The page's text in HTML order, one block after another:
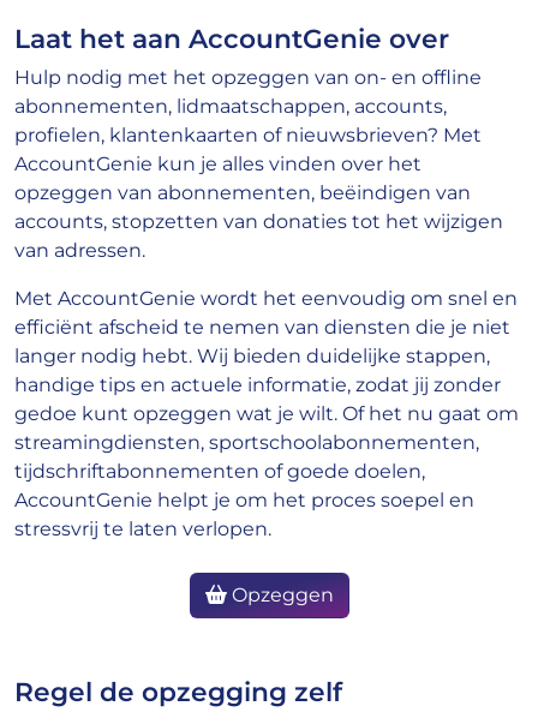
Laat het aan AccountGenie over
Hulp nodig met het opzeggen van on- en offline
abonnementen, lidmaatschappen, accounts,
profielen, klantenkaarten of nieuwsbrieven? Met
AccountGenie kun je alles vinden over het
opzeggen van abonnementen, beëindigen van
accounts, stopzetten van donaties tot het wijzigen
van adressen.
Met AccountGenie wordt het eenvoudig om snel en
efficiënt afscheid te nemen van diensten die je niet
langer nodig hebt. Wij bieden duidelijke stappen,
handige tips en actuele informatie, zodat jij zonder
gedoe kunt opzeggen wat je wilt. Of het nu gaat om
streamingdiensten, sportschoolabonnementen,
tijdschriftabonnementen of goede doelen,
AccountGenie helpt je om het proces soepel en
stressvrij te laten verlopen.
Opzeggen
Regel de opzegging zelf